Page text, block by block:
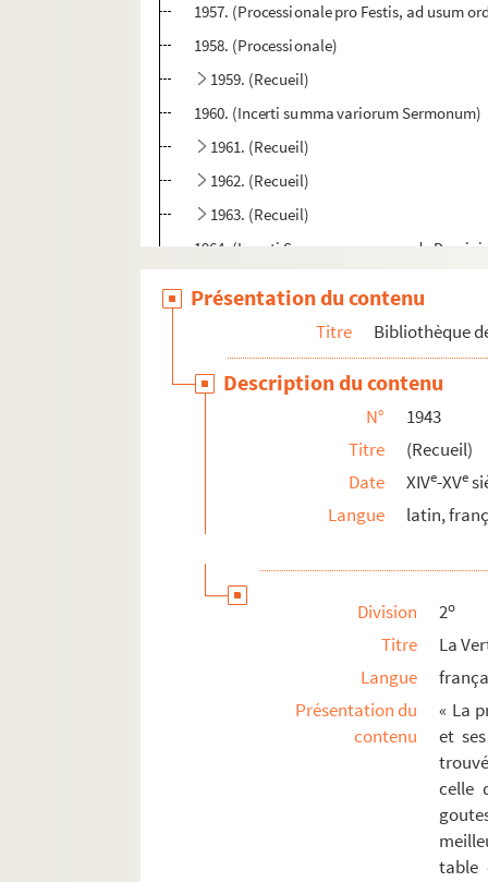
1957. (Processionale pro Festis, ad usum
1958. (Processionale)
1959. (Recueil)
1960. (Incerti summa variorum Sermonum)
1961. (Recueil)
1962. (Recueil)
1963. (Recueil)
1964. (Incerti Summa sermonum de
1968. (Breviarium Cisterciense. Pars
1969. (Antiphonarium pro festis, cum
1970. (Breviarium Cisterciense. Pars
1971. (Orationes variæ)
1972. (Parvum Antiphonarium)
1974. (Breviarium ad usum monasterii
1975. (Breviarium Cisterciense. Pars
1976. (Breviarium Cisterciense, cui
1977. (Breviarium Cisterciense)
1978. Supplément des lettres, mémoires
Ms 1980. Breviarium Cisterciense, cum
Présentation du contenu
Titre Bibliothèque
Description du contenu
N°
1943
Titre
(Recueil)
Date
XIVe-XVe
Langue
latin,
Division 2o
Titre
La
Langue
Présentation du
contenu
« La
et
celle
table